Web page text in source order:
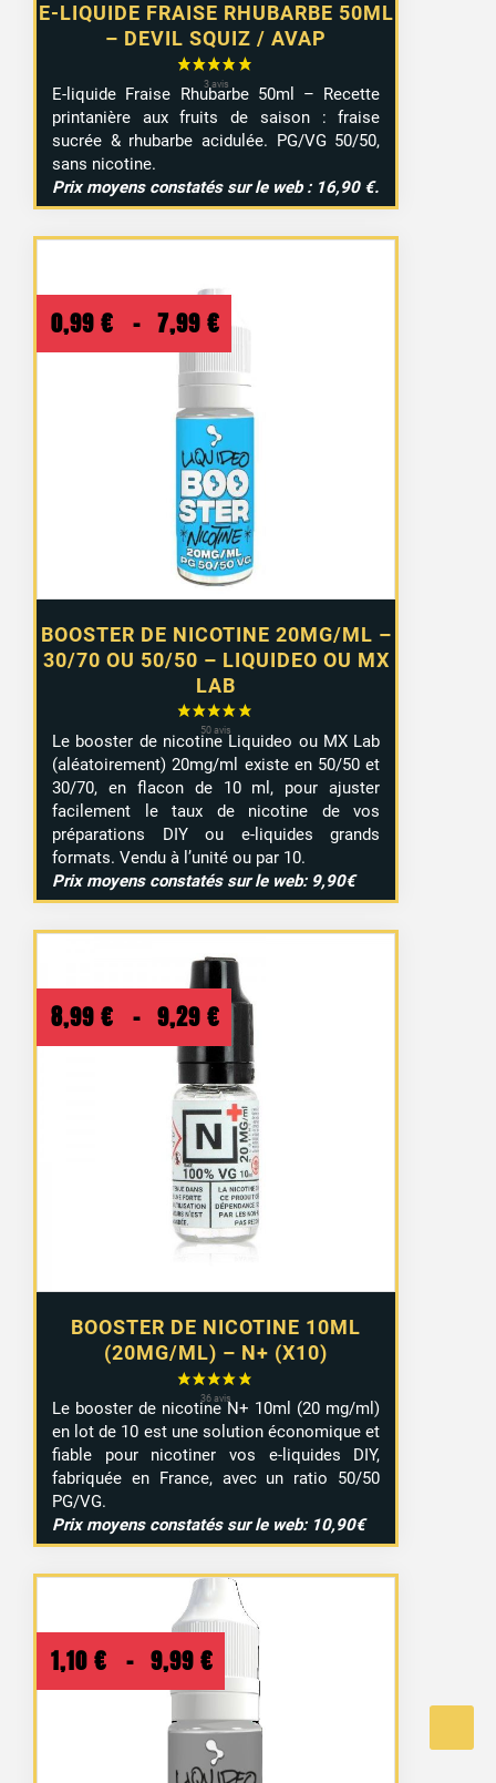
E-LIQUIDE FRAISE RHUBARBE 50ML
– DEVIL SQUIZ / AVAP
E-liquide Fraise Rhubarbe 50ml – Recette
printanière aux fruits de saison : fraise
sucrée & rhubarbe acidulée. PG/VG 50/50,
sans nicotine.
Prix moyens constatés sur le web : 16,90 €.
BOOSTER DE NICOTINE 20MG/ML –
30/70 OU 50/50 – LIQUIDEO OU MX
LAB
0,99 € – 7,99 € Plage
de
prix :
0,99 €
à
7,99 €
Le booster de nicotine Liquideo ou MX Lab
(aléatoirement) 20mg/ml existe en 50/50 et
30/70, en flacon de 10 ml, pour ajuster
facilement le taux de nicotine de vos
préparations DIY ou e-liquides grands
formats. Vendu à l’unité ou par 10.
Prix moyens constatés sur le web: 9,90€
BOOSTER DE NICOTINE 10ML
(20MG/ML) – N+ (X10)
8,99 € – 9,29 € Plage
de
prix :
8,99 €
à
9,29 €
Le booster de nicotine N+ 10ml (20 mg/ml)
en lot de 10 est une solution économique et
fiable pour nicotiner vos e-liquides DIY,
fabriquée en France, avec un ratio 50/50
PG/VG.
Prix moyens constatés sur le web: 10,90€
1,10 € – 9,99 €
Plage
de
prix :